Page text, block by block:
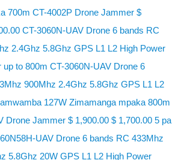
700m CT-4002P Drone Jammer $
CT-3060N-UAV Drone 6 bands RC
2.4Ghz 5.8Ghz GPS L1 L2 High Power
up to 800m CT-3060N-UAV Drone 6
900Mhz 2.4Ghz 5.8Ghz GPS L1 L2
127W Zimamanga mpaka 800m
Drone Jammer $ 1,900.00 $ 1,700.00 5 pa
UAV Drone 6 bands RC 433Mhz
5.8Ghz 20W GPS L1 L2 High Power